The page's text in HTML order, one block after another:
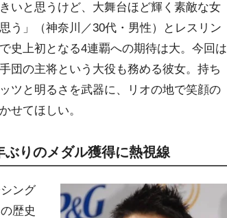
いと思うけど、大舞台ほど輝く素敵な女
う」（神奈川／30代・男性）とレスリン
史上初となる4連覇への期待は大。今回は
団の主将という大役も務める彼女。持ち
ツと明るさを武器に、リオの地で笑顔の
せてほしい。
りのメダル獲得に熱視線
ング
歴史